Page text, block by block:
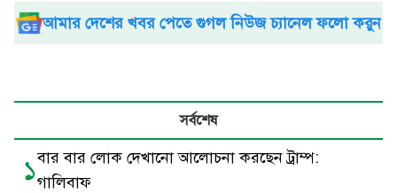
আমার দেশের খবর পেতে গুগল নিউজ চ্যানেল ফলো করুন
সর্বশেষ
১বার বার লোক দেখানো আলোচনা করছেন ট্রাম্প:
গালিবাফ